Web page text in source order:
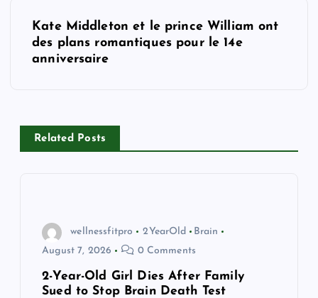
v
Kate Middleton et le prince William ont
des plans romantiques pour le 14e
anniversaire
Related Posts
wellnessfitpro 2YearOld
Brain
August 7, 2026
0 Comments
2-Year-Old Girl Dies After Family
Sued to Stop Brain Death Test